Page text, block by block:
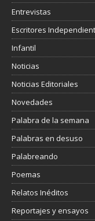
Entrevistas
Escritores
Infantil
Noticias
Noticias Editoriales
Novedades
Palabra de la semana
Palabras en desuso
Palabreando
Poemas
Relatos Inéditos
Reportajes y ensayos